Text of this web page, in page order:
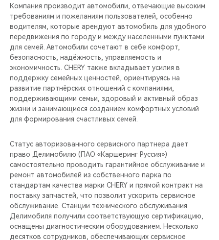
Компания производит автомобили, отвечающие высоким
требованиям и пожеланиям пользователей, особенно
водителям, которые арендуют автомобиль для удобного
передвижения по городу и между населенными пунктами
для семей. Автомобили сочетают в себе комфорт,
безопасность, надёжность, управляемость и
экономичность. CHERY также вкладывает усилия в
поддержку семейных ценностей, ориентируясь на
развитие партнёрских отношений с компаниями,
поддерживающими семьи, здоровый и активный образ
жизни и занимающиеся созданием комфортных условий
для формирования счастливых семей.
Статус авторизованного сервисного партнера дает
право Делимобилю (ПАО «Каршеринг Руссия»)
самостоятельно проводить гарантийное обслуживание и
ремонт автомобилей из собственного парка по
стандартам качества марки CHERY и прямой контракт на
поставку запчастей, что позволит ускорить сервисное
обслуживание. Станции технического обслуживания
Делимобиля получили соответствующую сертификацию,
оснащены диагностическим оборудованием. Несколько
десятков сотрудников, обеспечивающих сервисное